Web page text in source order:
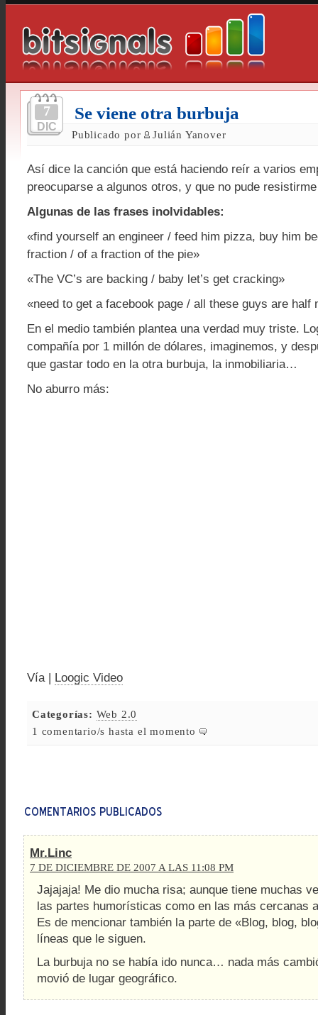
7
DIC
Se viene otra burbuja
Publicado por Julián Yanover
Así dice la canción que está haciendo reír a varios
preocuparse a algunos otros, y que no pude
Algunas de las frases inolvidables:
«find yourself an engineer / feed him pizza, buy him
fraction / of a fraction of the pie»
«The VC’s are backing / baby let’s get cracking»
«need to get a facebook page / all these guys are half
En el medio también plantea una verdad muy triste.
compañía por 1 millón de dólares, imaginemos, y
que gastar todo en la otra burbuja, la inmobiliaria…
No aburro más:
Vía | Loogic Video
Categorías: Web 2.0
1 comentario/s hasta el momento
Mr.Linc
7 DE DICIEMBRE DE 2007 A LAS 11:08 PM
Jajajaja! Me dio mucha risa; aunque tiene muchas
las partes humorísticas como en las más cercanas
Es de mencionar también la parte de «Blog, blog,
líneas que le siguen.
La burbuja no se había ido nunca… nada más
movió de lugar geográfico.